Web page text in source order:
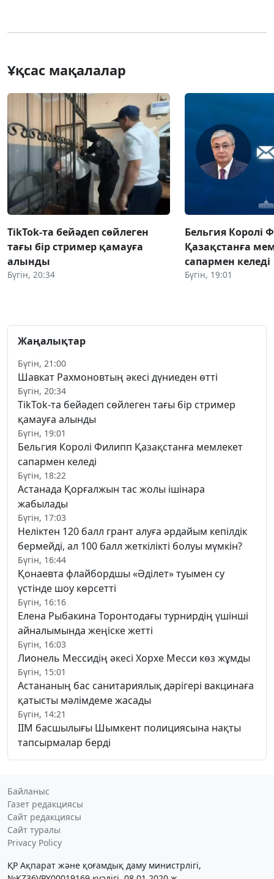
Ұқсас мақалалар
TikTok-та бейәдеп сөйлеген
тағы бір стример қамауға
алынды
Бүгін, 20:34
Бельгия Королі
Қазақстанға
сапармен келеді
Бүгін, 19:01
Жаңалықтар
Бүгін, 21:00
Шавкат Рахмоновтың әкесі дүниеден өтті
Бүгін, 20:34
TikTok-та бейәдеп сөйлеген тағы бір стример
қамауға алынды
Бүгін, 19:01
Бельгия Королі Филипп Қазақстанға мемлекет
сапармен келеді
Бүгін, 18:22
Астанада Қорғалжын тас жолы ішінара
жабылады
Бүгін, 17:03
Неліктен 120 балл грант алуға әрдайым кепілдік
бермейді, ал 100 балл жеткілікті болуы мүмкін?
Бүгін, 16:44
Қонаевта флайбордшы «Әділет» туымен су
үстінде шоу көрсетті
Бүгін, 16:16
Елена Рыбакина Торонтодағы турнирдің үшінші
айналымында жеңіске жетті
Бүгін, 16:03
Лионель Мессидің әкесі Хорхе Месси көз жұмды
Бүгін, 15:01
Астананың бас санитариялық дәрігері вакцинаға
қатысты мәлімдеме жасады
Бүгін, 14:21
ІІМ басшылығы Шымкент полициясына нақты
тапсырмалар берді
Байланыс
Газет редакциясы
Сайт редакциясы
Сайт туралы
Privacy Policy
ҚР Ақпарат және қоғамдық даму министрлігі,